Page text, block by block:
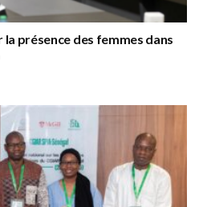
présence des femmes dans